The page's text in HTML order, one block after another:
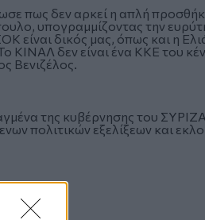
πως δεν αρκεί η απλή
υπογραμμίζοντας την
είναι δικός μας, όπως και η
ΚΙΝΑΛ δεν είναι ένα ΚΚΕ του
Βενιζέλος.
της κυβέρνησης του ΣΥΡΙΖΑ
πολιτικών εξελίξεων και